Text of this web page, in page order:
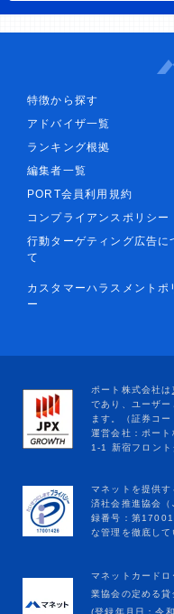
特徴から探す
アドバイザ一覧
ランキング根拠
編集者一覧
PORT会員利用規約
コンプライアンスポリシー
行動ターゲティング広告に
て
カスタマーハラスメントポ
ー
マネットカード
業協会の定める貸
(登録年月日：令